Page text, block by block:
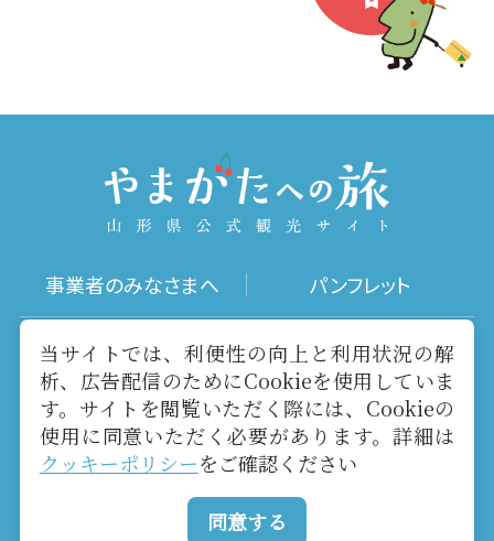
事業者のみなさまへ パンフレット
写真ダウンロード 動画ギャラリー
お役立ちリンク 当サイトについて
メールマガジン お問い合わせ
当サイトでは、利便性の向上と利用状況の解
析、広告配信のためにCookieを使用していま
す。サイトを閲覧いただく際には、Cookieの
使用に同意いただく必要があります。詳細は
クッキーポリシーをご確認ください
同意する